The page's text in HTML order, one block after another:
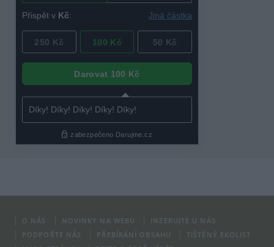
O NÁS NOVINKY NA WEBU
INZERUJTE U NÁS
PODPOŘTE NÁS
PŘEBÍRÁNÍ OBSAHU
TIŠTĚNÝ EKOLIST